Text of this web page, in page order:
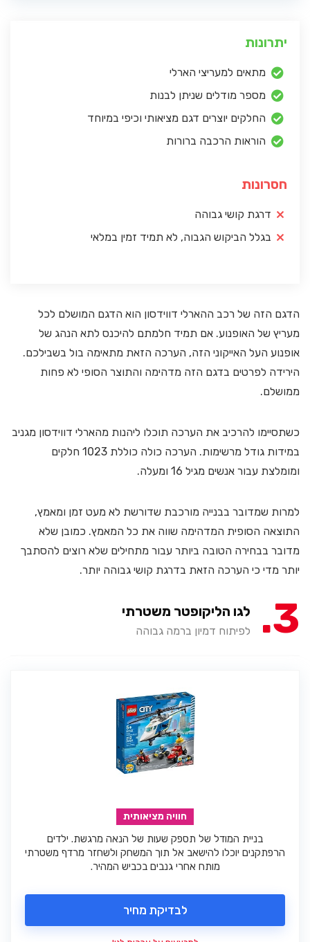
יתרונות
מתאים למעריצי הארלי
מספר מודלים שניתן לבנות
החלקים יוצרים דגם מציאותי וכיפי במיוחד
הוראות הרכבה ברורות
חסרונות
דרגת קושי גבוהה
בגלל הביקוש הגבוה, לא תמיד זמין במלאי
הדגם הזה של רכב ההארלי דווידסון הוא הדגם המושלם לכל
מעריץ של האופנוע. אם תמיד חלמתם להיכנס לתא הנהג של
אופנוע העל האייקוני הזה, הערכה הזאת מתאימה בול בשבילכם.
הירידה לפרטים בדגם הזה מדהימה והתוצר הסופי לא פחות
ממושלם.
כשתסיימו להרכיב את הערכה תוכלו ליהנות מהארלי דווידסון מגניב
במידות גודל מרשימות. הערכה כולה כוללת 1023 חלקים
ומומלצת עבור אנשים מגיל 16 ומעלה.
למרות שמדובר בבנייה מורכבת שדורשת לא מעט זמן ומאמץ,
התוצאה הסופית המדהימה שווה את כל המאמץ. כמובן שלא
מדובר בבחירה הטובה ביותר עבור מתחילים שלא רוצים להסתבך
יותר מדי כי הערכה הזאת בדרגת קושי גבוהה יותר.
3 לגו הליקופטר משטרתי
לפיתוח דמיון ברמה גבוהה
חוויה מציאותית
בניית המודל של תספק שעות של הנאה מרגשת. ילדים
הרפתקנים יוכלו להישאב אל תוך המשחק ולשחזר מרדף משטרתי
מותח אחרי גנבים בכביש המהיר.
לבדיקת מחיר